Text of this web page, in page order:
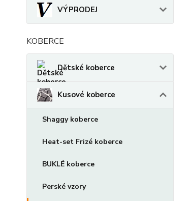
VÝPRODEJ
KOBERCE
Dětské koberce
Kusové koberce
Shaggy koberce
Heat-set Frizé koberce
BUKLÉ koberce
Perské vzory